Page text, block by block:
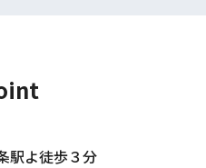
駅よ徒歩３分